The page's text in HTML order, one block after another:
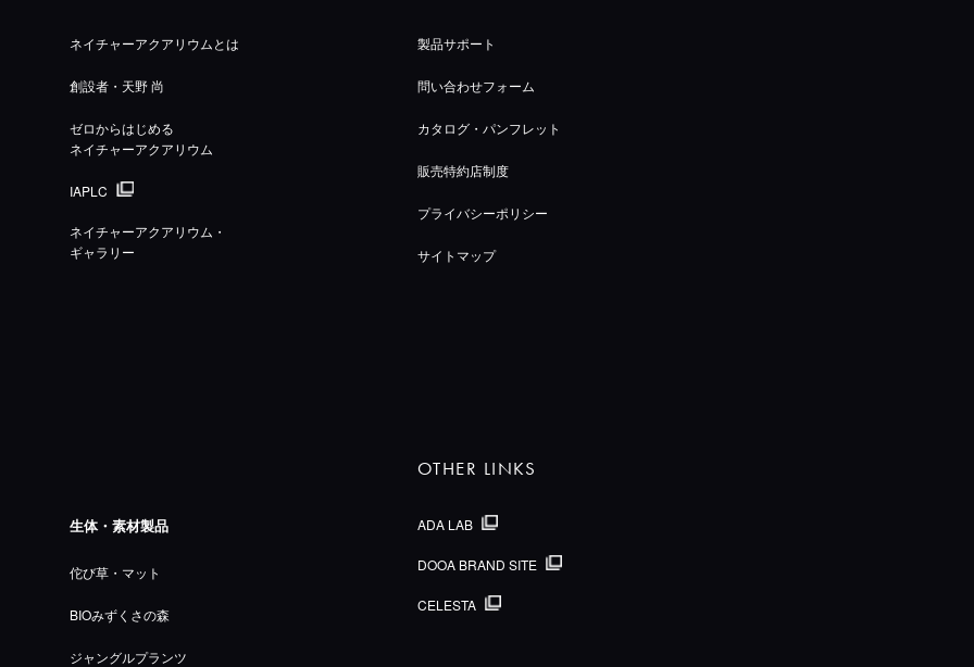
ネイチャーアクアリウムとは
創設者・天野 尚
ゼロからはじめる
ネイチャーアクアリウム
IAPLC
ネイチャーアクアリウム・
ギャラリー
製品サポート
問い合わせフォーム
カタログ・パンフレット
販売特約店制度
プライバシーポリシー
サイトマップ
生体・素材製品
佗び草・マット
BIOみずくさの森
ジャングルプランツ
OTHER LINKS
ADA LAB
DOOA BRAND SITE
CELESTA